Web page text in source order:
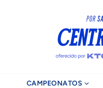
CAMPEONATOS